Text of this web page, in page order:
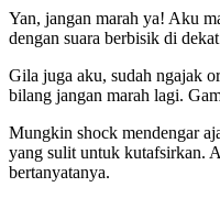
Yan, jangan marah ya! Aku
dengan suara berbisik di
Gila juga aku, sudah ngajak
bilang jangan marah lagi.
Mungkin shock mendengar
yang sulit untuk kutafsirkan.
bertanyatanya.